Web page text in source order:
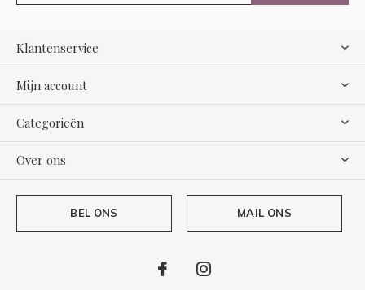
Klantenservice
Mijn account
Categorieën
Over ons
BEL ONS MAIL ONS